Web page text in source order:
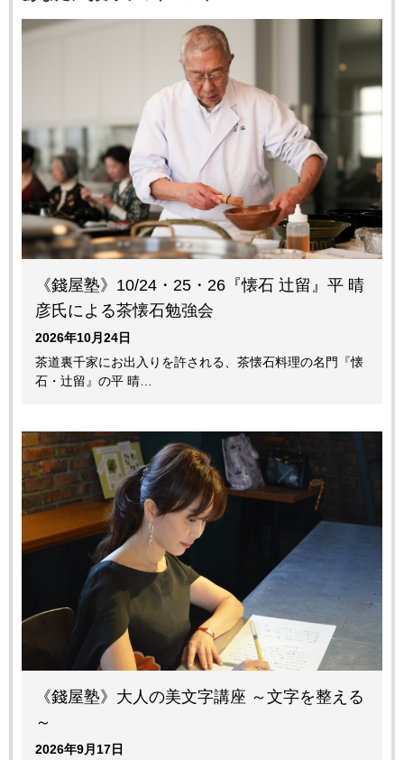
《錢屋塾》10/24・25・26『懐石 辻留』平 晴
彦氏による茶懐石勉強会
2026年10月24日
茶道裏千家にお出入りを許される、茶懐石料理の名門『懐
石・辻留』の平 晴…
《錢屋塾》大人の美文字講座 ～文字を整える
～
2026年9月17日